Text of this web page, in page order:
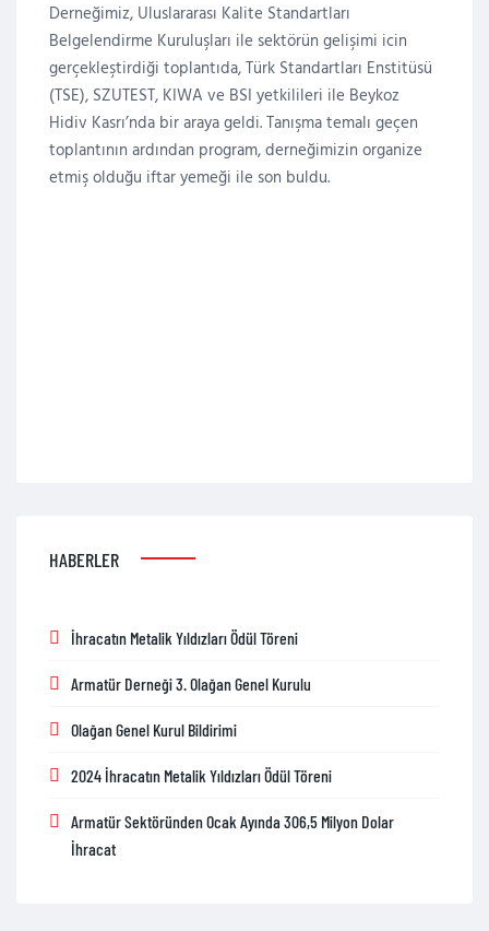
Derneğimiz, Uluslararası Kalite Standartları
Belgelendirme Kuruluşları ile sektörün gelişimi icin
gerçekleştirdiği toplantıda, Türk Standartları Enstitüsü
(TSE), SZUTEST, KIWA ve BSI yetkilileri ile Beykoz
Hidiv Kasrı’nda bir araya geldi. Tanışma temalı geçen
toplantının ardından program, derneğimizin organize
etmiş olduğu iftar yemeği ile son buldu.
HABERLER
İhracatın Metalik Yıldızları Ödül Töreni
Armatür Derneği 3. Olağan Genel Kurulu
Olağan Genel Kurul Bildirimi
2024 İhracatın Metalik Yıldızları Ödül Töreni
Armatür Sektöründen Ocak Ayında 306,5 Milyon Dolar
İhracat